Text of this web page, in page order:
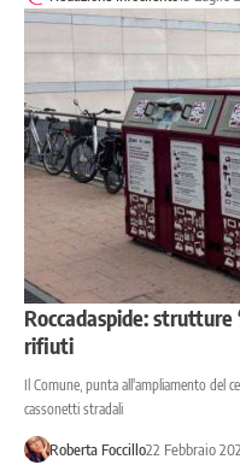
Roccadaspide:
rifiuti
Il Comune, punta all'ampliamento del
cassonetti stradali
Roberta Foccillo22 Febbraio